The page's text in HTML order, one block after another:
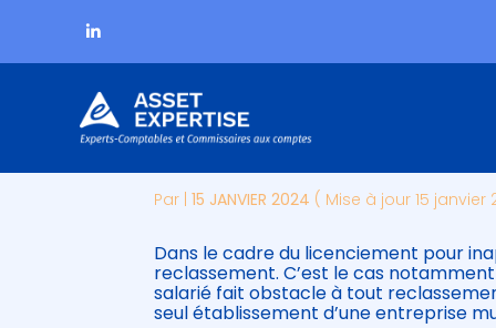
Aller
au
AVIS D’INAPTITUDE
Par |15 JANVIER 2024 ( Mise à jour 15 janvier
Dans le cadre du licenciement pour
reclassement. C’est le cas
salarié fait obstacle à tout
seul établissement d’une entreprise